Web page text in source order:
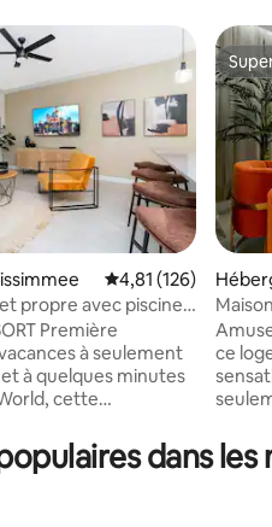
104 commentaires : 4,88 sur
Évaluation
4,81 (126)
propre avec piscine
2968
Première
à seulement
à quelques minutes
cette
et de centres
de gamme. À
d'un
Disney
ce
un
dans